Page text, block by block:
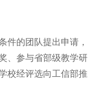
的团队提出申请，
、参与省部级教学研
校经评选向工信部推